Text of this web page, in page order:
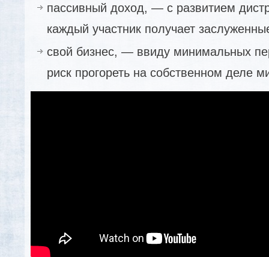
пассивный доход, — с развитием
каждый участник получает
свой бизнес, — ввиду минимальных
риск прогореть на собственном деле